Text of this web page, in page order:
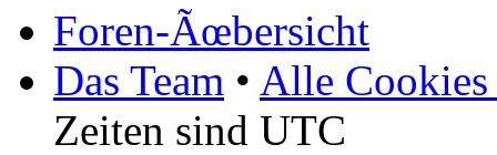
Foren-Ãœbersicht
Das Team • Alle Cookies
Zeiten sind UTC